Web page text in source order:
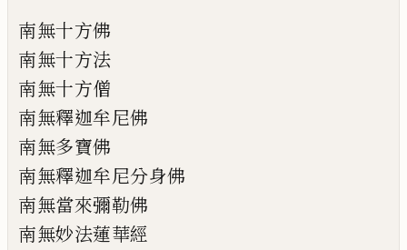
南無十方佛
南無十方法
南無十方僧
南無釋迦牟尼佛
南無多寶佛
南無釋迦牟尼分身佛
南無當來彌勒佛
南無妙法蓮華經